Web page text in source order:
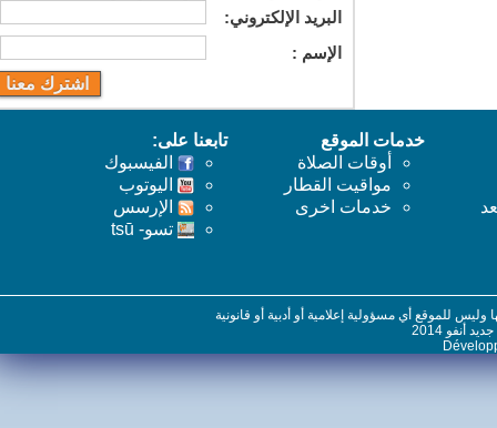
البريد اﻹلكتروني:
اﻹسم :
خدمات الموقع
أوقات الصلاة
مواقيت القطار
خدمات اخرى
تابعنا على:
الفيسبوك
اليوتوب
اﻹرسس
تسو- tsū
للموقع أي مسؤولية إعلامية أو أدبية أو قانونية
2014